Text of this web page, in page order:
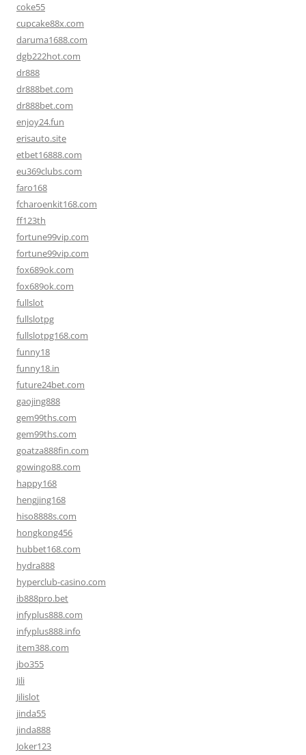
coke55
cupcake88x.com
daruma1688.com
dgb222hot.com
dr888
dr888bet.com
dr888bet.com
enjoy24.fun
erisauto.site
etbet16888.com
eu369clubs.com
faro168
fcharoenkit168.com
ff123th
fortune99vip.com
fortune99vip.com
fox689ok.com
fox689ok.com
fullslot
fullslotpg
fullslotpg168.com
funny18
funny18.in
future24bet.com
gaojing888
gem99ths.com
gem99ths.com
goatza888fin.com
gowingo88.com
happy168
hengjing168
hiso8888s.com
hongkong456
hubbet168.com
hydra888
hyperclub-casino.com
ib888pro.bet
infyplus888.com
infyplus888.info
item388.com
jbo355
Jili
Jilislot
jinda55
jinda888
Joker123